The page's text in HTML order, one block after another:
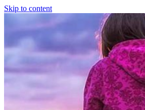
Skip to content